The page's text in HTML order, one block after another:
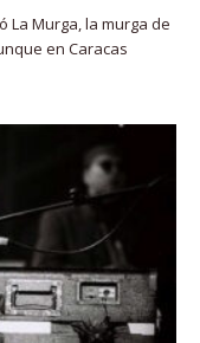
La Murga, la murga de
en Caracas